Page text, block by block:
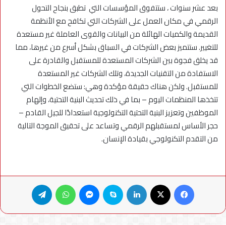
بعد عشر سنوات ، ستتفوق المؤسسات التي تطبق بنجاح التحول
الرقمي في مكان العمل على الشركات التي تكافح مع الأنظمة
القديمة والكميات الهائلة من البيانات والقوى العاملة غير مستعدة
للتغيير. ستتميز بعض الشركات في السباق بشكل أسرع من غيرها، مما
قد يخلق فجوة بين الشركات المستعدة للمستقبل والقادرة على
الاستفادة من التقنيات الجديدة، وتلك الشركات غير المستعدة
للمستقبل. ولكن هناك حقيقة مؤكدة وهي: ستضع الخطوات التي
تتخذها المنظمات اليوم – بما في ذلك تحديث البنية التحتية، وإلهام
الموظفين وتعزيز البنية التحتية التكنولوجية استعدادًا للجيل القادم –
حجر الأساس لمستقبلهم الرقمي وتساعد على تحقيق الموجة التالية
من التقدم التكنولوجي بقيادة الإنسان.​​​
فيسبوك لينكدإن سكايب ماسنجر واتساب